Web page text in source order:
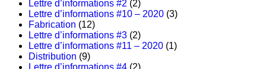
Lettre d’informations #2 (2)
Lettre d’informations #10 – 2020 (3)
Fabrication (12)
Lettre d’informations #3 (2)
Lettre d’informations #11 – 2020 (1)
Distribution (9)
Lettre d’informations #4 (2)